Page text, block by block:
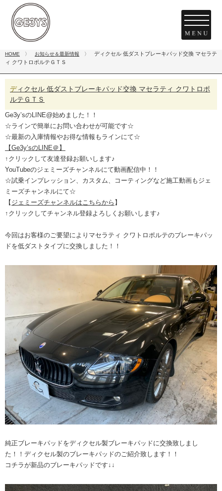
HOME 〉 お知らせ＆最新情報 〉
ディクセル 低ダストブレーキパッド交換 マセラテ
ィ クワトロポルテＧＴＳ
ディクセル 低ダストブレーキパッド交換 マセラティ クワトロポ
ルテＧＴＳ
Ge3y’sのLINE@始めました！！
☆ラインで簡単にお問い合わせが可能です☆
☆最新の入庫情報やお得な情報もラインにて☆
【Ge3y’sのLINE＠】
↑クリックして友達登録お願いします♪
YouTubeのジェミーズチャンネルにて動画配信中！！
☆試乗インプレッション、カスタム、コーティングなど施工動画もジェ
ミーズチャンネルにて☆
【 ジェミーズチャンネルはこちらから 】
↑クリックしてチャンネル登録よろしくお願いします♪
今回はお客様のご要望によりマセラティ クワトロポルテのブレーキパッ
ドを低ダストタイプに交換しました！！
純正ブレーキパッドをディクセル製ブレーキパッドに交換致しまし
た！！ディクセル製のブレーキパッドのご紹介致します！！
コチラが新品のブレーキパッドです↓↓